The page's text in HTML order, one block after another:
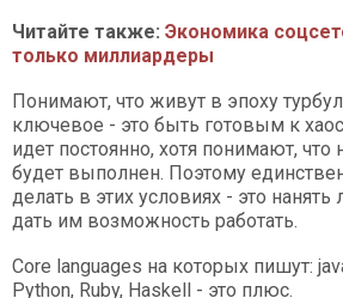
Читайте также: Экономика
только миллиардеры
Понимают, что живут в эпоху
ключевое - это быть готовым к
идет постоянно, хотя понимают, что
будет выполнен. Поэтому
делать в этих условиях - это
дать им возможность работать.
Core languages на которых пишут:
Python, Ruby, Haskell - это плюс.